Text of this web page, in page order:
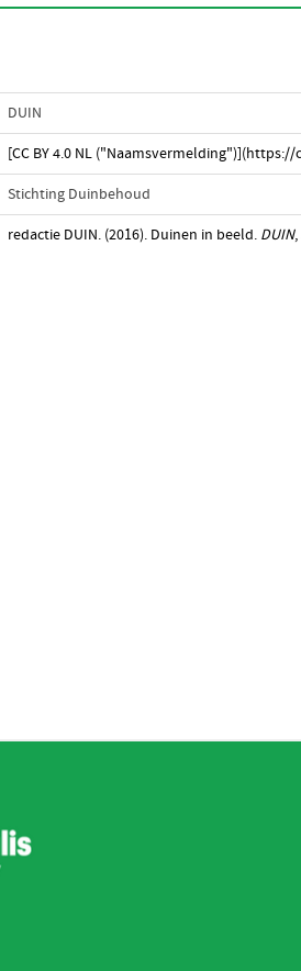
DUIN
[CC BY 4.0 NL
Stichting Duinbehoud
redactie DUIN. (2016). Duinen in beeld. DUIN,